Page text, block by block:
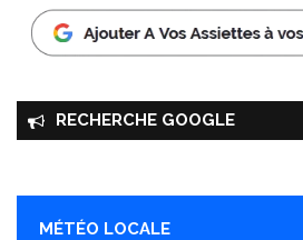
RECHERCHE GOOGLE
MÉTÉO LOCALE